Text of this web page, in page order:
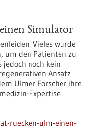
Simulator
Vieles wurde
um den Patienten zu
noch kein
Ansatz
Ulmer Forscher ihre
Expertise
ruecken-ulm-einen-